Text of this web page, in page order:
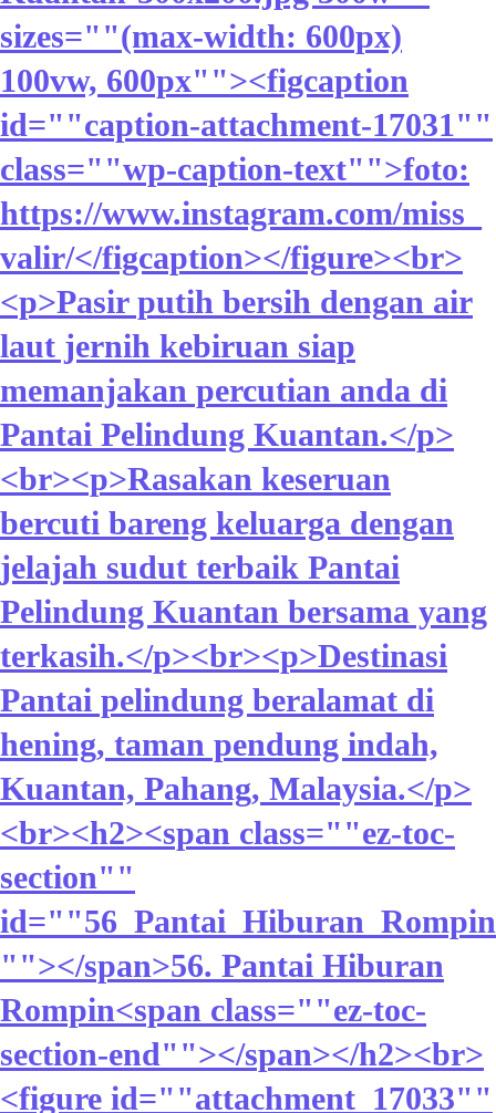
sizes=""(max-width: 600px)
100vw, 600px""><figcaption
id=""caption-attachment-17031""
class=""wp-caption-text"">foto:
https://www.instagram.com/miss_
valir/</figcaption></figure><br>
<p>Pasir putih bersih dengan air
laut jernih kebiruan siap
memanjakan percutian anda di
Pantai Pelindung Kuantan.</p>
<br><p>Rasakan keseruan
bercuti bareng keluarga dengan
jelajah sudut terbaik Pantai
Pelindung Kuantan bersama yang
terkasih.</p><br><p>Destinasi
Pantai pelindung beralamat di
hening, taman pendung indah,
Kuantan, Pahang, Malaysia.</p>
<br><h2><span class=""ez-toc-
section""
id=""56_Pantai_Hiburan_Rompin
""></span>56. Pantai Hiburan
Rompin<span class=""ez-toc-
section-end""></span></h2><br>
<figure id=""attachment_17033""